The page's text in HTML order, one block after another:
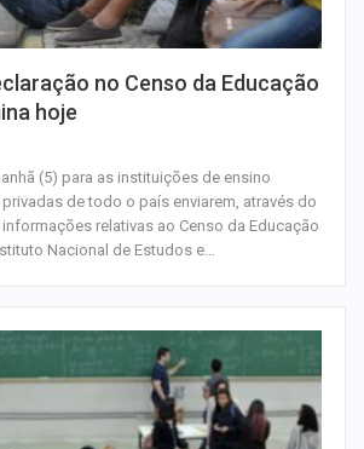
no Censo da Educação
hoje
(5) para as instituições de ensino
de todo o país enviarem, através do
relativas ao Censo da Educação
Nacional de Estudos e…